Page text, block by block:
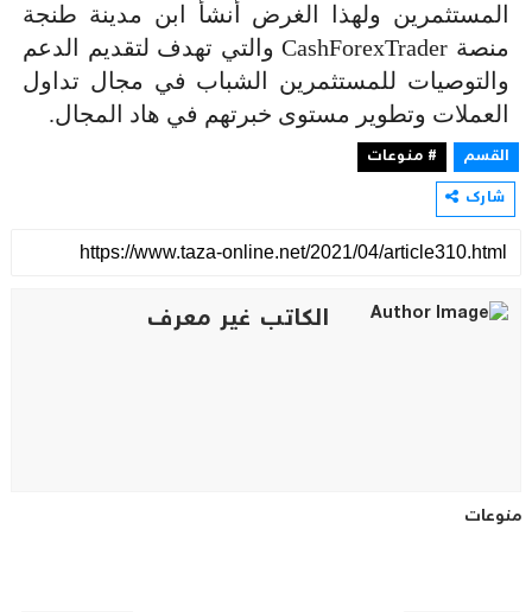
المستثمرين ولهذا الغرض أنشأ ابن مدينة طنجة
منصة CashForexTraderوالتي تهدف لتقديم الدعم
والتوصيات للمستثمرين الشباب في مجال تداول
العملات وتطوير مستوى خبرتهم في هاد المجال.
القسم
# منوعات
شارك
الكاتب غير معرف
منوعات